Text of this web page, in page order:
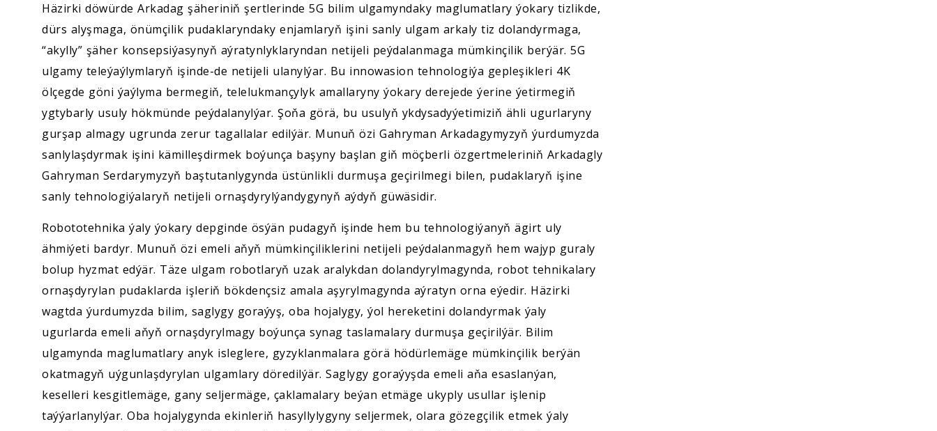
Häzirki döwürde Arkadag şäheriniň şertlerinde 5G bilim ulgamyndaky maglumatlary ýokary tizlikde,
dürs alyşmaga, önümçilik pudaklaryndaky enjamlaryň işini sanly ulgam arkaly tiz dolandyrmaga,
“akylly” şäher konsepsiýasynyň aýratynlyklaryndan netijeli peýdalanmaga mümkinçilik berýär. 5G
ulgamy teleýaýlymlaryň işinde-de netijeli ulanylýar. Bu innowasion tehnologiýa gepleşikleri 4K
ölçegde göni ýaýlyma bermegiň, telelukmançylyk amallaryny ýokary derejede ýerine ýetirmegiň
ygtybarly usuly hökmünde peýdalanylýar. Şoňa görä, bu usulyň ykdysadyýetimiziň ähli ugurlaryny
gurşap almagy ugrunda zerur tagallalar edilýär. Munuň özi Gahryman Arkadagymyzyň ýurdumyzda
sanlylaşdyrmak işini kämilleşdirmek boýunça başyny başlan giň möçberli özgertmeleriniň Arkadagly
Gahryman Serdarymyzyň baştutanlygynda üstünlikli durmuşa geçirilmegi bilen, pudaklaryň işine
sanly tehnologiýalaryň netijeli ornaşdyrylýandygynyň aýdyň güwäsidir.
Robototehnika ýaly ýokary depginde ösýän pudagyň işinde hem bu tehnologiýanyň ägirt uly
ähmiýeti bardyr. Munuň özi emeli aňyň mümkinçiliklerini netijeli peýdalanmagyň hem wajyp guraly
bolup hyzmat edýär. Täze ulgam robotlaryň uzak aralykdan dolandyrylmagynda, robot tehnikalary
ornaşdyrylan pudaklarda işleriň bökdençsiz amala aşyrylmagynda aýratyn orna eýedir. Häzirki
wagtda ýurdumyzda bilim, saglygy goraýyş, oba hojalygy, ýol hereketini dolandyrmak ýaly
ugurlarda emeli aňyň ornaşdyrylmagy boýunça synag taslamalary durmuşa geçirilýär. Bilim
ulgamynda maglumatlary anyk isleglere, gyzyklanmalara görä hödürlemäge mümkinçilik berýän
okatmagyň uýgunlaşdyrylan ulgamlary döredilýär. Saglygy goraýyşda emeli aňa esaslanýan,
keselleri kesgitlemäge, gany seljermäge, çaklamalary beýan etmäge ukyply usullar işlenip
taýýarlanylýar. Oba hojalygynda ekinleriň hasyllylygyny seljermek, olara gözegçilik etmek ýaly